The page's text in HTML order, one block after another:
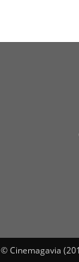
© Cinemagavia